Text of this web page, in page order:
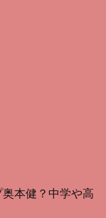
本健？中学や高